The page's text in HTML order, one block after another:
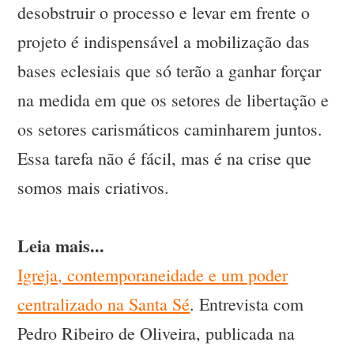
desobstruir o processo e levar em frente o
projeto é indispensável a mobilização das
bases eclesiais que só terão a ganhar forçar
na medida em que os setores de libertação e
os setores carismáticos caminharem juntos.
Essa tarefa não é fácil, mas é na crise que
somos mais criativos.
Leia mais...
Igreja, contemporaneidade e um poder
centralizado na Santa Sé. Entrevista com
Pedro Ribeiro de Oliveira, publicada na